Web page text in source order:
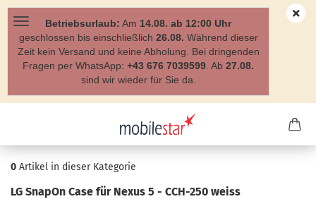
Betriebsurlaub: Am 14.08. ab 12:00 Uhr
geschlossen bis einschließlich 26.08. Während dieser
Zeit kein Versand und keine Abholung. Bei dringenden
Fragen per WhatsApp: +43 676 7039599 . Ab 27.08.
sind wir wieder für Sie da.
0 Artikel in dieser Kategorie
LG Sna­pOn Case für Nexus 5 - CCH-​250 weiss